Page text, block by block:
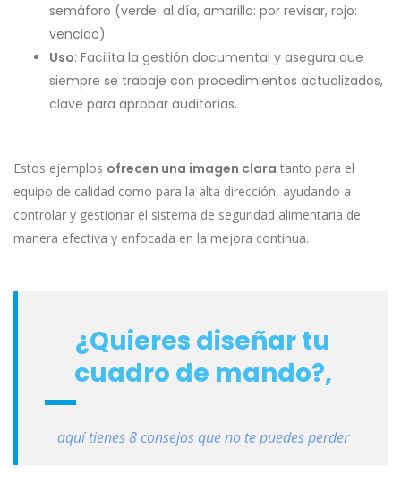
semáforo (verde: al día, amarillo: por revisar, rojo:
vencido).
Uso: Facilita la gestión documental y asegura que
siempre se trabaje con procedimientos actualizados,
clave para aprobar auditorías.
Estos ejemplos ofrecen una imagen clara tanto para el
equipo de calidad como para la alta dirección, ayudando a
controlar y gestionar el sistema de seguridad alimentaria de
manera efectiva y enfocada en la mejora continua.
¿Quieres diseñar tu
cuadro de mando?,
aquí tienes 8 consejos que no te puedes perder